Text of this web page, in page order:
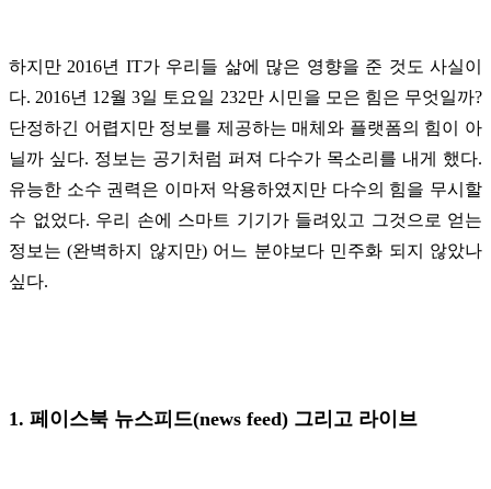
하지만 2016년 IT가 우리들 삶에 많은 영향을 준 것도 사실이
다. 2016년 12월 3일 토요일 232만 시민을 모은 힘은 무엇일까?
단정하긴 어렵지만 정보를 제공하는 매체와 플랫폼의 힘이 아
닐까 싶다. 정보는 공기처럼 퍼져 다수가 목소리를 내게 했다.
유능한 소수 권력은 이마저 악용하였지만 다수의 힘을 무시할
수 없었다. 우리 손에 스마트 기기가 들려있고 그것으로 얻는
정보는 (완벽하지 않지만) 어느 분야보다 민주화 되지 않았나
싶다.
1. 페이스북 뉴스피드(news feed) 그리고 라이브